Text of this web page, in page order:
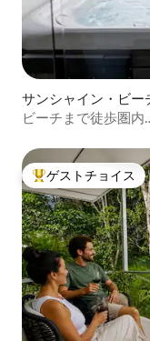
サンシャイン・ビー
ビーチまで徒歩圏
大好評のゲストチ
ゲストチョイス